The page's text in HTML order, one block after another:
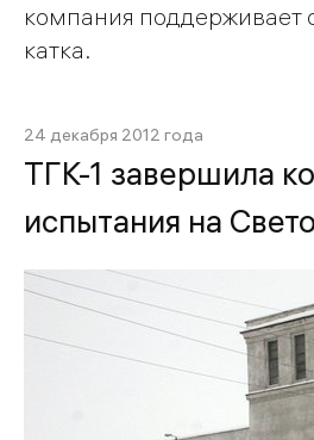
компания поддерживает
катка.
24 декабря 2012 года
ТГК-1 завершила
испытания на